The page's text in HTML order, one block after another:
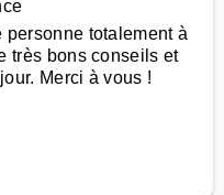
totalement à
très bons conseils et
Merci à vous !